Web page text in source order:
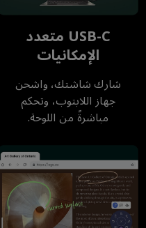
USB-C متعدد
الإمكانيات
شارك شاشتك، واشحن
جهاز اللابتوب، وتحكم
مباشرةً من اللوحة.